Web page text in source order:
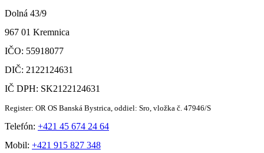
Dolná 43/9
967 01 Kremnica
IČO: 55918077
DIČ: 2122124631
IČ DPH: SK2122124631
Register: OR OS Banská Bystrica, oddiel: Sro, vložka č. 47946/S
Telefón: +421 45 674 24 64
Mobil: +421 915 827 348